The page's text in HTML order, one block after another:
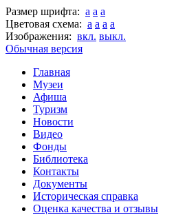
Размер шрифта: a a a
Цветовая схема: a a a a
Изображения: вкл. выкл.
Обычная версия
Главная
Музеи
Афиша
Туризм
Новости
Видео
Фонды
Библиотека
Контакты
Документы
Историческая справка
Оценка качества и отзывы